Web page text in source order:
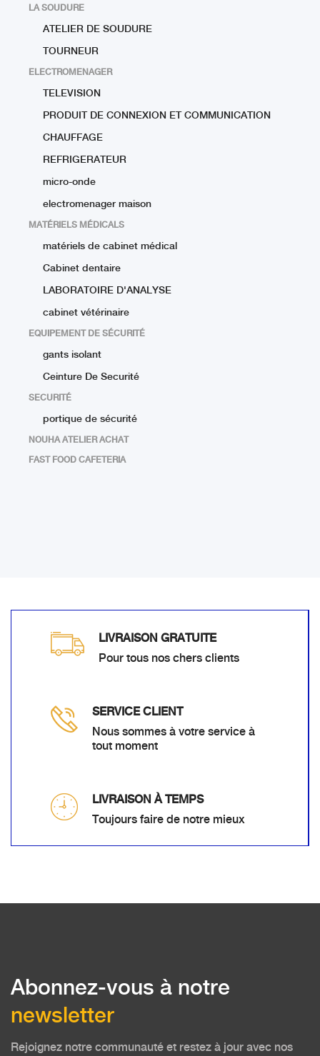
LA SOUDURE
ATELIER DE SOUDURE
TOURNEUR
ELECTROMENAGER
TELEVISION
PRODUIT DE CONNEXION ET COMMUNICATION
CHAUFFAGE
REFRIGERATEUR
micro-onde
electromenager maison
MATÉRIELS MÉDICALS
matériels de cabinet médical
Cabinet dentaire
LABORATOIRE D'ANALYSE
cabinet vétérinaire
EQUIPEMENT DE SÉCURITÉ
gants isolant
Ceinture De Securité
SECURITÉ
portique de sécurité
NOUHA ATELIER ACHAT
FAST FOOD CAFETERIA
LIVRAISON GRATUITE
Pour tous nos chers clients
SERVICE CLIENT
Nous sommes à votre service à
tout moment
LIVRAISON À TEMPS
Toujours faire de notre mieux
Abonnez-vous à notre
newsletter
Rejoignez notre communauté et restez à jour avec nos